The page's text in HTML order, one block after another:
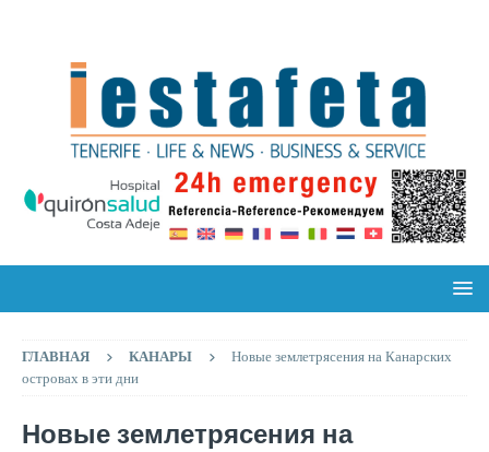
ГЛАВНАЯ КАНАРЫ
Новые землетрясения на Канарских
островах в эти дни
Новые землетрясения на